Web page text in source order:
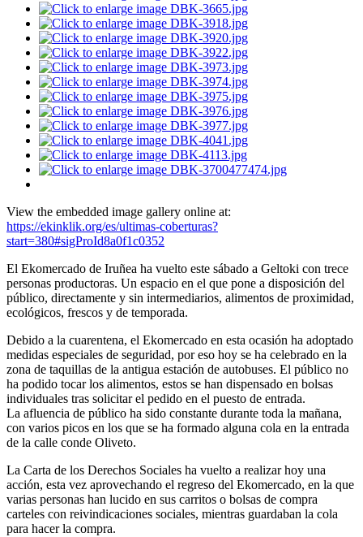
View the embedded image gallery online at:
https://ekinklik.org/es/ultimas-coberturas?
start=380#sigProId8a0f1c0352
El Ekomercado de Iruñea ha vuelto este sábado a Geltoki con trece
personas productoras. Un espacio en el que pone a disposición del
público, directamente y sin intermediarios, alimentos de proximidad,
ecológicos, frescos y de temporada.
Debido a la cuarentena, el Ekomercado en esta ocasión ha adoptado
medidas especiales de seguridad, por eso hoy se ha celebrado en la
zona de taquillas de la antigua estación de autobuses. El público no
ha podido tocar los alimentos, estos se han dispensado en bolsas
individuales tras solicitar el pedido en el puesto de entrada.
La afluencia de público ha sido constante durante toda la mañana,
con varios picos en los que se ha formado alguna cola en la entrada
de la calle conde Oliveto.
La Carta de los Derechos Sociales ha vuelto a realizar hoy una
acción, esta vez aprovechando el regreso del Ekomercado, en la que
varias personas han lucido en sus carritos o bolsas de compra
carteles con reivindicaciones sociales, mientras guardaban la cola
para hacer la compra.